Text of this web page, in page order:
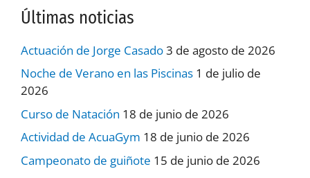
Últimas noticias
Actuación de Jorge Casado3 de agosto de 2026
Noche de Verano en las Piscinas 1 de julio de
2026
Curso de Natación 18 de junio de 2026
Actividad de AcuaGym 18 de junio de 2026
Campeonato de guiñote 15 de junio de 2026